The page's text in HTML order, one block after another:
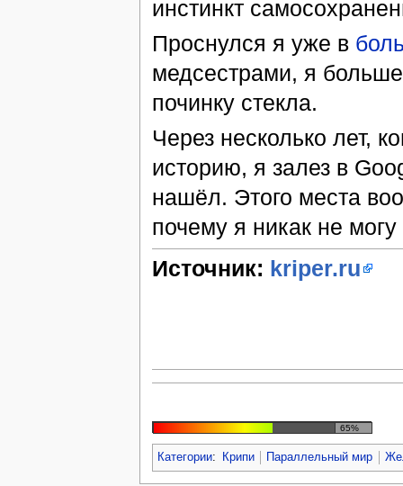
инстинкт
Проснулся я уже в
медсестрами, я
починку стекла.
Через несколько лет,
историю, я залез в
нашёл. Этого места
почему я никак не
Источник: kriper.ru
65%
Категории: Крипи Параллельный мир